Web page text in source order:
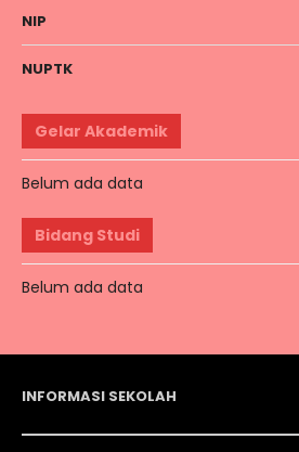
NIP
NUPTK
Gelar Akademik
Belum ada data
Bidang Studi
Belum ada data
INFORMASI SEKOLAH